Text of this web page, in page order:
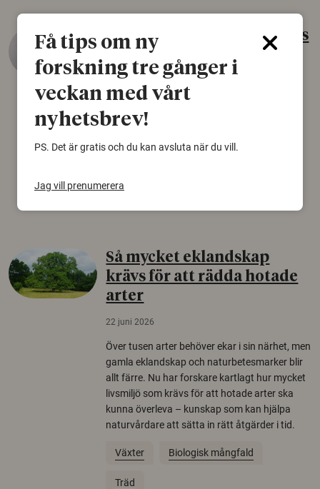
Gammalt skinn var Sveriges
äldsta sko
22 juni 2026
björnfäll visar sig vara delar av en 2000 år
skomode och beskrivs som mycket ovanligt i
Så mycket eklandskap
krävs för att rädda hotade
arter
22 juni 2026
Över tusen arter behöver ekar i sin närhet, men
gamla eklandskap och naturbetesmarker blir
allt färre. Nu har forskare kartlagt hur mycket
livsmiljö som krävs för att hotade arter ska
kunna överleva – kunskap som kan hjälpa
naturvårdare att sätta in rätt åtgärder i tid.
Växter Biologisk mångfald
Träd
Få tips om ny
forskning tre gånger i
veckan med vårt
nyhetsbrev!
PS. Det är gratis och du kan avsluta när du vill.
Jag vill prenumerera